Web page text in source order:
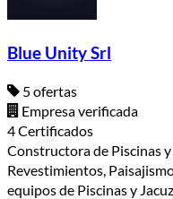
Blue Unity Srl
5 ofertas
Empresa verificada
4 Certificados
Constructora de Piscinas
Revestimientos,
equipos de Piscinas y